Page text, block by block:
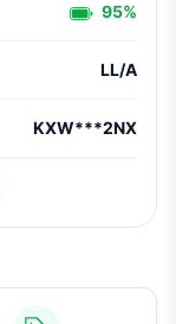
95%
LL/A
KXW***2NX